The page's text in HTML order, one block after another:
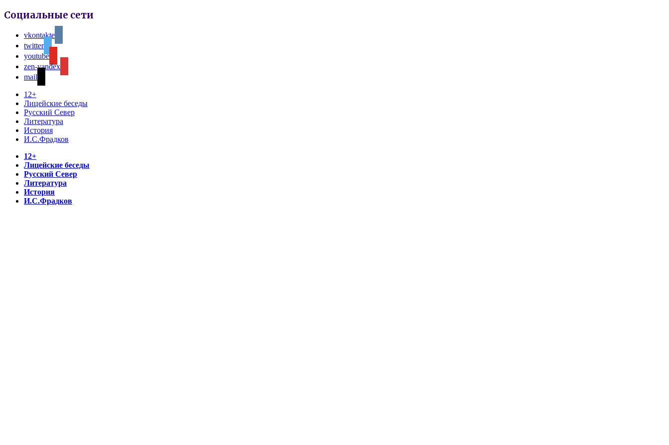
Социальные сети
vkontakte
twitter
youtube
zen-yandex
mail
12+
Лицейские беседы
Русский Север
Литература
История
И.С.Фрадков
12+
Лицейские беседы
Русский Север
Литература
История
И.С.Фрадков